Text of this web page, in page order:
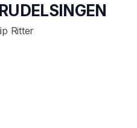
Ritter